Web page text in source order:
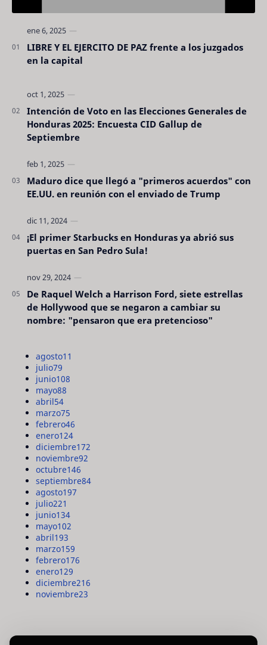
LIBRE Y EL EJERCITO DE PAZ frente a los juzgados
en la capital
Intención de Voto en las Elecciones Generales de
Honduras 2025: Encuesta CID Gallup de
Septiembre
Maduro dice que llegó a "primeros acuerdos" con
EE.UU. en reunión con el enviado de Trump
¡El primer Starbucks en Honduras ya abrió sus
puertas en San Pedro Sula!
De Raquel Welch a Harrison Ford, siete estrellas
de Hollywood que se negaron a cambiar su
nombre: "pensaron que era pretencioso"
agosto11
julio79
junio108
mayo88
abril54
marzo75
febrero46
enero124
diciembre172
noviembre92
octubre146
septiembre84
agosto197
julio221
junio134
mayo102
abril193
marzo159
febrero176
enero129
diciembre216
noviembre23